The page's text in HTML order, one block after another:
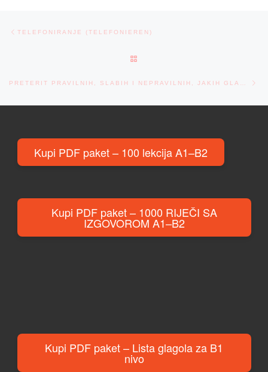
Post navigation
TELEFONIRANJE (TELEFONIEREN)
Kupi PDF paket – 100 lekcija A1–B2
Kupi PDF paket – 1000 RIJEČI SA
IZGOVOROM A1–B2
Kupi PDF paket – Lista glagola za B1
nivo